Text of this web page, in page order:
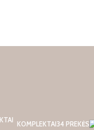
KOMPLEKTAI34 PREKĖS